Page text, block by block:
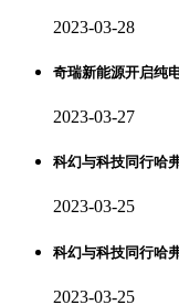
2023-03-28
奇瑞新能源开启纯
2023-03-27
科幻与科技同行哈
2023-03-25
科幻与科技同行哈
2023-03-25